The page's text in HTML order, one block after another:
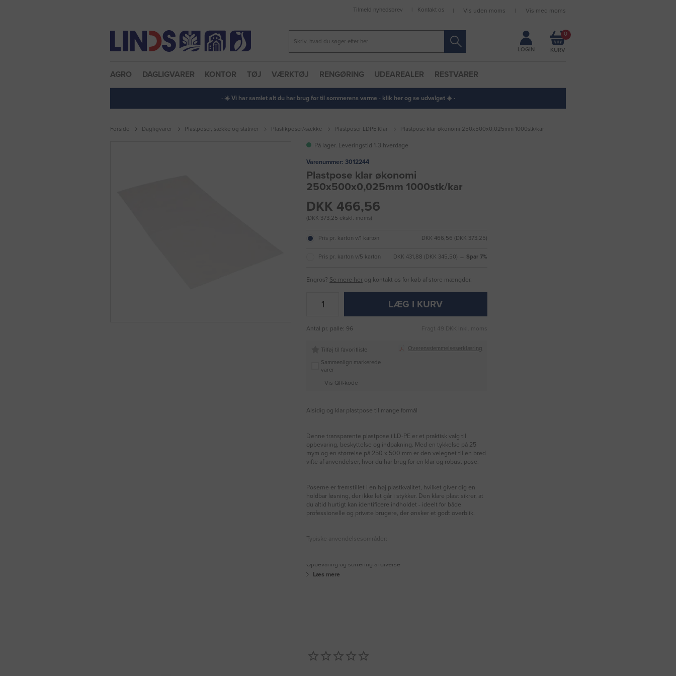
Forbliv logget ind
Tilmeld nyhedsbrev Kontakt os Vis uden moms Vis med moms
LOGIN
0
AGRO DAGLIGVARER KONTOR TØJ VÆRKTØJ RENGØRING UDEAREALER RESTVARER
· ☀️ Vi har samlet alt du har brug for til sommerens varme - klik her og se udvalget ☀️ ·
Forside Dagligvarer Plastposer, sække og stativer Plastikposer/-sække Plastposer LDPE Klar Plastpose klar økonomi 250x500x0,025mm 1000stk/kar
På lager. Leveringstid 1-3 hverdage
Varenummer: 3012244
Plastpose klar økonomi
250x500x0,025mm 1000stk/kar
DKK 466,56
(DKK 373,25 ekskl. moms)
Pris pr. karton v/1 karton DKK 466,56 (DKK 373,25)
Pris pr. karton v/5 karton DKK 431,88 (DKK 345,50) → Spar 7%
Engros? Se mere her og kontakt os for køb af store mængder.
LÆG I KURV
Antal pr. palle: 96 Fragt 49 DKK inkl. moms
Tilføj til favoritliste
Sammenlign markerede
varer
Vis QR-kode
Overensstemmelseserklæring
Alsidig og klar plastpose til mange formål
Denne transparente plastpose i LD-PE er et praktisk valg til
opbevaring, beskyttelse og indpakning. Med en tykkelse på 25
mym og en størrelse på 250 x 500 mm er den velegnet til en bred
vifte af anvendelser, hvor du har brug for en klar og robust pose.
Poserne er fremstillet i en høj plastkvalitet, hvilket giver dig en
holdbar løsning, der ikke let går i stykker. Den klare plast sikrer, at
du altid hurtigt kan identificere indholdet - ideelt for både
professionelle og private brugere, der ønsker et godt overblik.
Typiske anvendelsesområder:
Opbevaring og sortering af diverse
Læs mere